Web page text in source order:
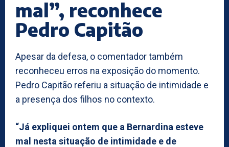
mal”, reconhece
Pedro Capitão
Apesar da defesa, o comentador também
reconheceu erros na exposição do momento.
Pedro Capitão referiu a situação de intimidade e
a presença dos filhos no contexto.
“Já expliquei ontem que a Bernardina esteve
mal nesta situação de intimidade e de